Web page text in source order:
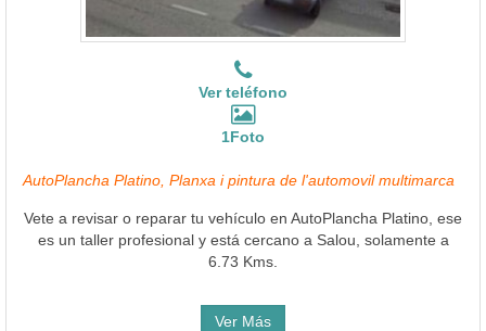
Ver teléfono
1Foto
AutoPlancha Platino, Planxa i pintura de l'automovil multimarca
Vete a revisar o reparar tu vehículo en AutoPlancha Platino, ese
es un taller profesional y está cercano a Salou, solamente a
6.73 Kms.
Ver Más